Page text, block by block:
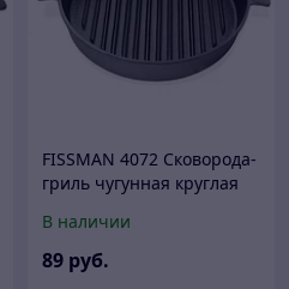
FISSMAN 4072 Сковорода-
гриль чугунная круглая
4072
В наличии
89 руб.